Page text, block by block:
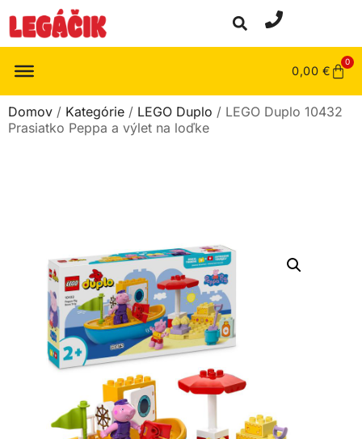
0,00 €
0
Domov / Kategórie / LEGO Duplo / LEGO Duplo 10432
Prasiatko Peppa a výlet na loďke